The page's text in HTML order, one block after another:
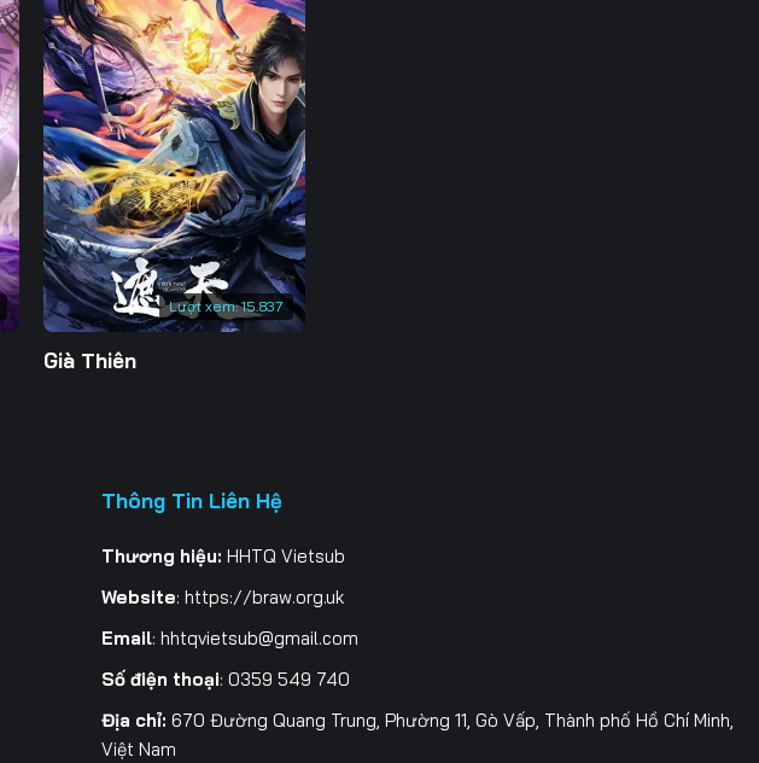
Lượt xem:15.837
Già Thiên
Thông Tin Liên Hệ
Thương hiệu: HHTQ Vietsub
Website: https://braw.org.uk
Email: hhtqvietsub@gmail.com
Số điện thoại: 0359 549 740
Địa chỉ: 670 Đường Quang Trung, Phường 11, Gò Vấp, Thành phố Hồ Chí Minh,
Việt Nam